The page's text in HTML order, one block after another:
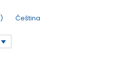
) Čeština